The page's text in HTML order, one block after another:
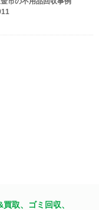
取、ゴミ回収、